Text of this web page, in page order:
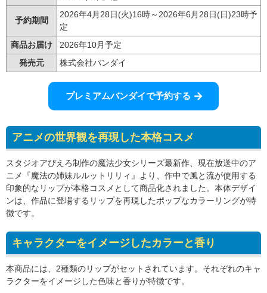
予約期間
2026年4月28日(火)16時～2026年6月28日(日)23時予
定
商品お届け
2026年10月予定
発売元
株式会社バンダイ
プレミアムバンダイで予約する
アニメの世界観を再現した本格コスメ
スタジオアぴえろ制作の魔法少女シリーズ最新作、現在放送中のア
ニメ『魔法の姉妹ルルットリリィ』より、作中で風と流が使用する
印象的なリップが本格コスメとして商品化されました。本体デザイ
ンは、作品に登場するリップを再現したポップなカラーリングが特
徴です。
キャラクターをイメージしたカラーと香り
本商品には、2種類のリップがセットされています。それぞれのキャ
ラクターをイメージした色味と香りが特徴です。